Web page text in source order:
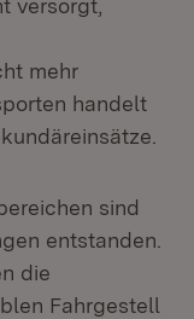
versorgt,
mehr
handelt
sind
entstanden.
die
Fahrgestell